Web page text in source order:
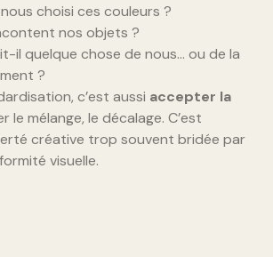
choisi ces couleurs ?
nos objets ?
il quelque chose de nous… ou de la
?
c’est aussi accepter la
le mélange, le décalage. C’est
créative trop souvent bridée par
visuelle.